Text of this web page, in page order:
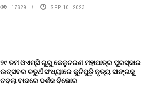
17629 SEP 10, 2023
୨୯ ତମ ଓଏମ୍‌ସି ଗୁରୁ କେଳୁଚରଣ ମହାପାତ୍ର ପୁରସ୍କାର
ଉତ୍ସବର ଚତୁର୍ଥ ସଂଧ୍ୟାରେ କୁଚିପୁଡ଼ି ନୃତ୍ୟ ସାଙ୍ଗକୁ
ତବଲା ବାଦରେ ଦର୍ଶକ ବିଭୋର